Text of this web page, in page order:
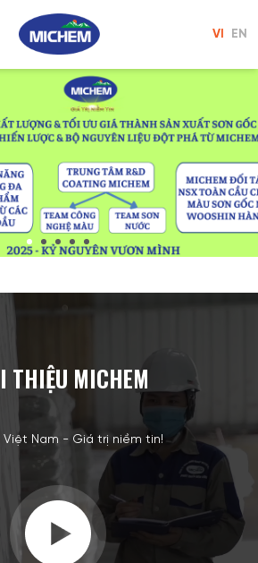
VI EN
THIỆU MICHEM
Việt Nam - Giá trị niềm tin!